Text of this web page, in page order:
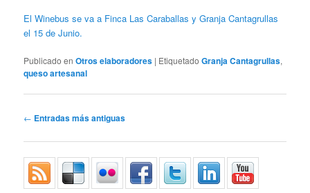
El Winebus se va a Finca Las Caraballas y Granja Cantagrullas
el 15 de Junio.
Publicado en Otros elaboradores | Etiquetado Granja Cantagrullas,
queso artesanal
Navegador de artículos
← Entradas más antiguas